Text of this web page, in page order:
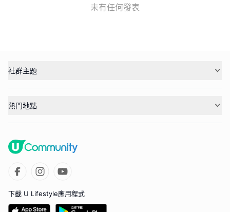
未有任何發表
社群主題
熱門地點
下載 U Lifestyle應用程式